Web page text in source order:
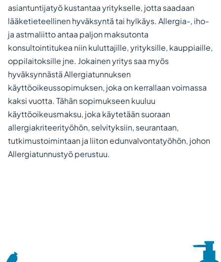
asiantuntijatyö kustantaa yritykselle, jotta saadaan
lääketieteellinen hyväksyntä tai hylkäys. Allergia-, iho-
ja astmaliitto antaa paljon maksutonta
konsultointitukea niin kuluttajille, yrityksille, kauppiaille,
oppilaitoksille jne. Jokainen yritys saa myös
hyväksynnästä Allergiatunnuksen
käyttöoikeussopimuksen, joka on kerrallaan voimassa
kaksi vuotta. Tähän sopimukseen kuuluu
käyttöoikeusmaksu, joka käytetään suoraan
allergiakriteerityöhön, selvityksiin, seurantaan,
tutkimustoimintaan ja liiton edunvalvontatyöhön, johon
Allergiatunnustyö perustuu.